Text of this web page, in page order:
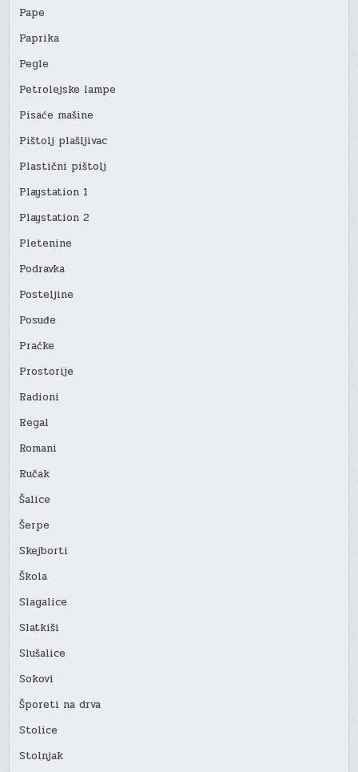
Pape
Paprika
Pegle
Petrolejske lampe
Pisaće mašine
Pištolj plašljivac
Plastični pištolj
Playstation 1
Playstation 2
Pletenine
Podravka
Posteljine
Posuđe
Praćke
Prostorije
Radioni
Regal
Romani
Ručak
Šalice
Šerpe
Skejborti
Škola
Slagalice
Slatkiši
Slušalice
Sokovi
Šporeti na drva
Stolice
Stolnjak